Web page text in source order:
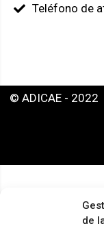
de
Teléfono de
© ADICAE - 2022